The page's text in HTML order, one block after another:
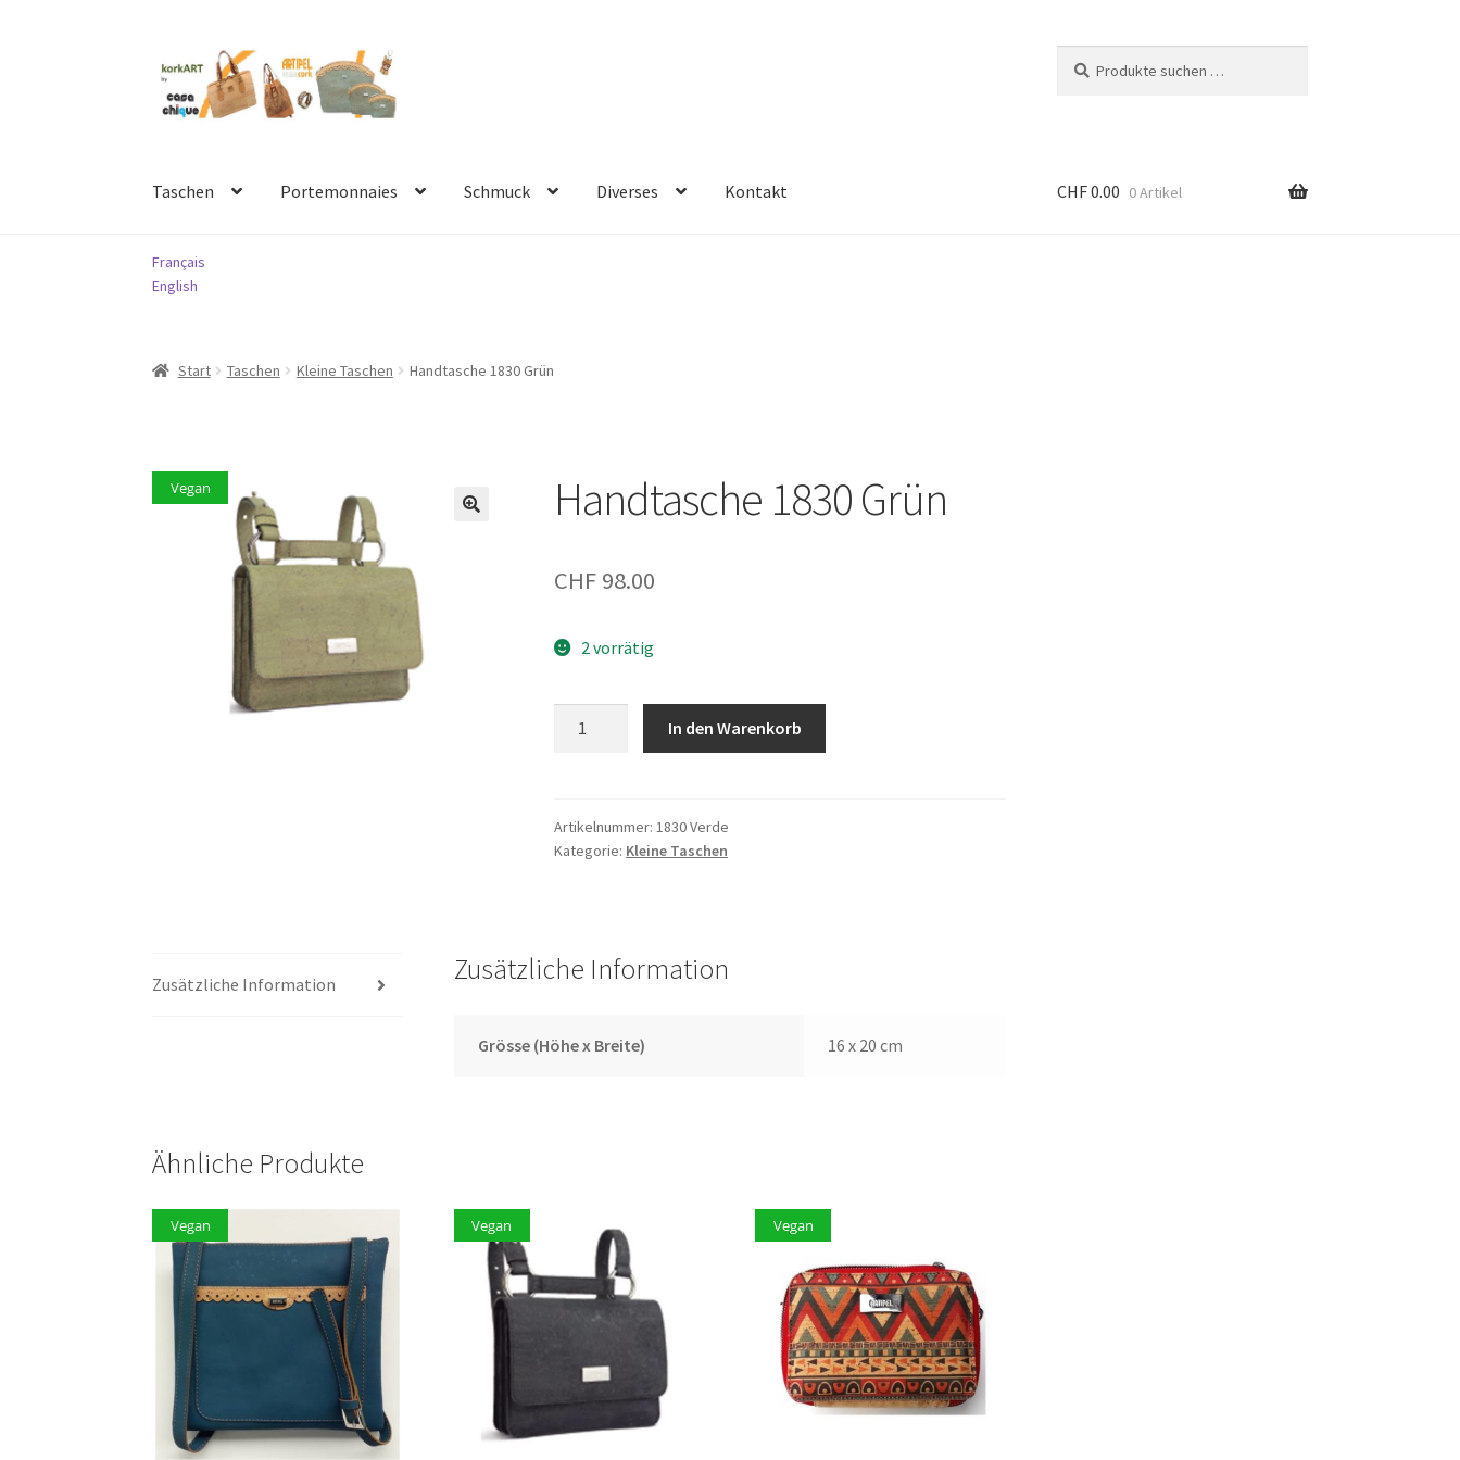
Navigation
springen
zum
Inhalt
nach:
Taschen Portemonnaies Schmuck Diverses Kontakt CHF0.00 0 Artikel
Français
English
Start Taschen Kleine Taschen Handtasche 1830 Grün
Vegan Handtasche 1830 Grün
CHF 98.00
2 vorrätig
In den Warenkorb
Artikelnummer:1830 Verde
Kategorie: Kleine Taschen
Zusätzliche Information Zusätzliche Information
Grösse (Höhe x Breite) 16 x 20 cm
Ähnliche Produkte
Vegan Vegan Vegan